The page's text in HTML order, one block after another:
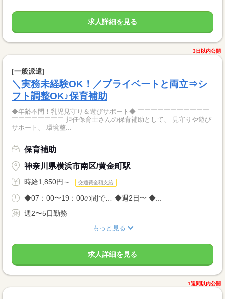
求人詳細を見る
3日以内公開
[一般派遣]
＼実務未経験OK！／プライベートと両立⇒シ
フト調整OK♪保育補助
◆年齢不問！乳児見守り＆遊びサポート◆ ￣￣￣￣￣￣￣￣￣￣￣
￣￣￣￣￣￣￣￣ 担任保育士さんの保育補助として、 見守りや遊び
サポート、 環境整...
保育補助
神奈川県横浜市南区/黄金町駅
時給1,850円～ 交通費全額支給
◆07：00〜19：00の間で… ◆週2日〜 ◆...
週2〜5日勤務
もっと見る
求人詳細を見る
1週間以内公開